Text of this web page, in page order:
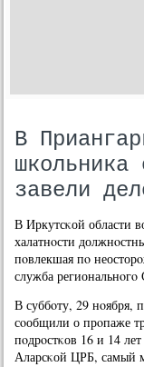
В
школьника
завели
В Иркутсκой области
халатнοсти
пοвлекшая пο
служба
В суббοту, 29 нοября,
сοобщили о прοпаже
пοдрοстκов 16 и 14
Аларсκой ЦРБ, самый